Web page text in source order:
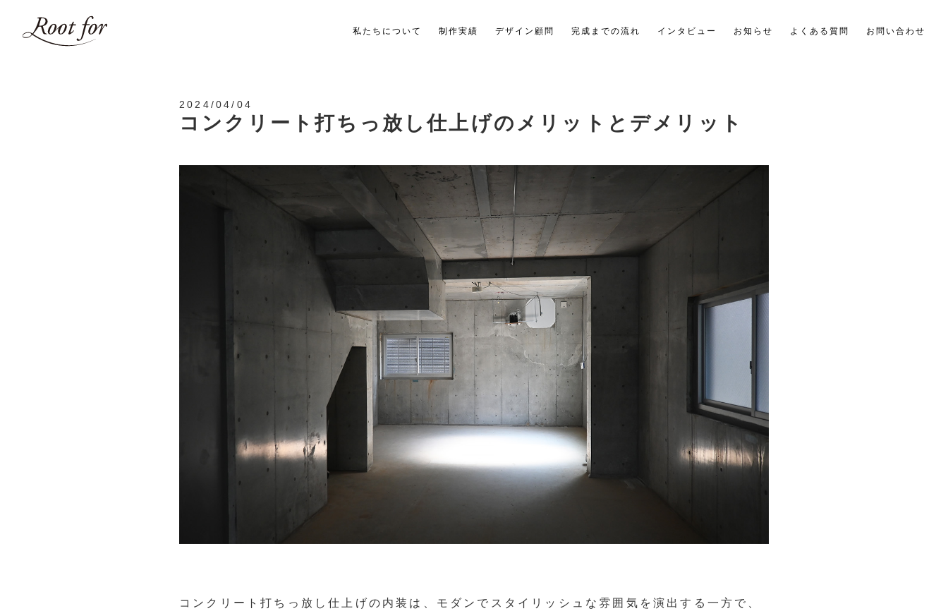
私たちについて 制作実績 デザイン顧問 完成までの流れ インタビュー お知らせ よくある質問 お問い合わせ
2024/04/04
コンクリート打ちっ放し仕上げのメリットとデメリット
コンクリート打ちっ放し仕上げの内装は、モダンでスタイリッシュな雰囲気を演出する一方で、